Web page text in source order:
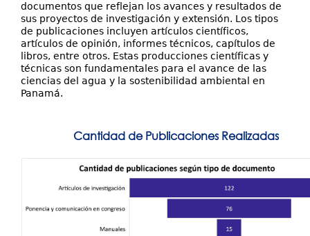
Servicios
Contáctenos
documentos que reflejan los avances y resultados de
sus proyectos de investigación y extensión. Los tipos
de publicaciones incluyen artículos científicos,
artículos de opinión, informes técnicos, capítulos de
libros, entre otros. Estas producciones científicas y
técnicas son fundamentales para el avance de las
ciencias del agua y la sostenibilidad ambiental en
Panamá.
Cantidad de Publicaciones Realizadas